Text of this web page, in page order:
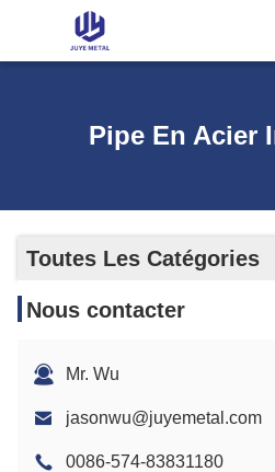
Pipe En Acier
Toutes Les Catégories
Nous contacter
Mr. Wu
jasonwu@juyemetal.com
0086-574-83831180